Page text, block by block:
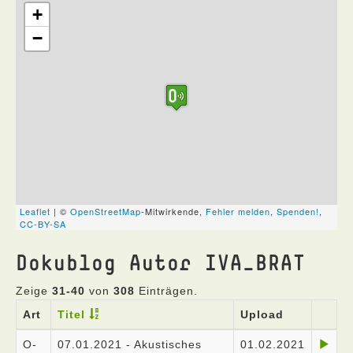
Dokublog Autor IVA_BRAT
Zeige 31-40 von 308 Einträgen.
Art
Titel Upload
O- 07.01.2021 - Akustisches 01.02.2021